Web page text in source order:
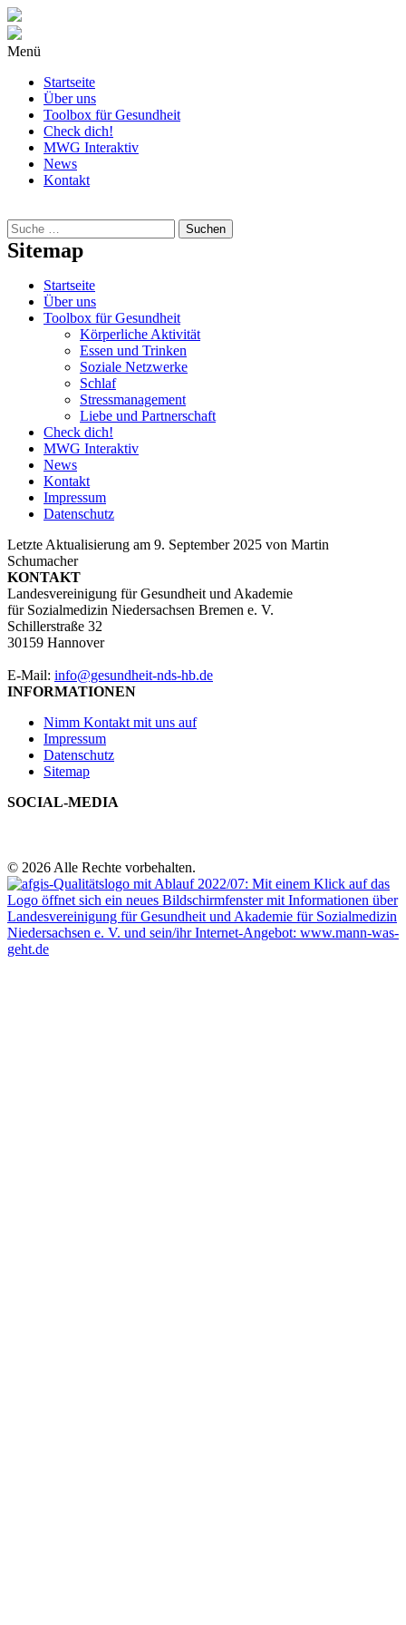
Menü
Startseite
Über uns
Toolbox für Gesundheit
Check dich!
MWG Interaktiv
News
Kontakt
suchst
Du?
Sitemap
Startseite
Über uns
Toolbox für Gesundheit
Körperliche Aktivität
Essen und Trinken
Soziale Netzwerke
Schlaf
Stressmanagement
Liebe und Partnerschaft
Check dich!
MWG Interaktiv
News
Kontakt
Impressum
Datenschutz
Letzte Aktualisierung am 9. September 2025 von Martin
Schumacher
KONTAKT
Landesvereinigung für Gesundheit und Akademie
für Sozialmedizin Niedersachsen Bremen e. V.
Schillerstraße 32
30159 Hannover
E-Mail: info@gesundheit-nds-hb.de
INFORMATIONEN
Nimm Kontakt mit uns auf
Impressum
Datenschutz
Sitemap
SOCIAL-MEDIA
© 2026 Alle Rechte vorbehalten.